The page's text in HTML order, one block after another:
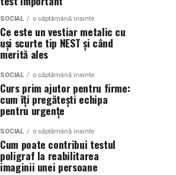
SOCIAL o săptămână inainte
Ce este un vestiar metalic cu
uși scurte tip NEST și când
merită ales
SOCIAL o săptămână inainte
Curs prim ajutor pentru firme:
cum îți pregătești echipa
pentru urgențe
SOCIAL o săptămână inainte
Cum poate contribui testul
poligraf la reabilitarea
imaginii unei persoane